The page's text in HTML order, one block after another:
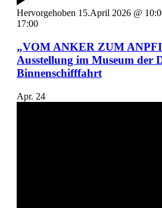
Hervorgehoben 15.April 2026 @
17:00
„VOM ANKER ZUM
Ausstellung im Museum der
Binnenschifffahrt
Apr. 24